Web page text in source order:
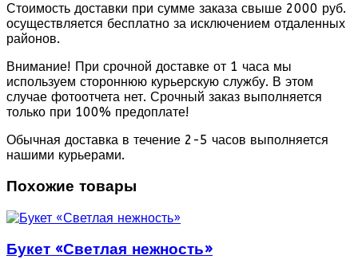
Стоимость доставки при сумме заказа свыше 2000 руб.
осуществляется бесплатно за исключением отдаленных
районов.
Внимание! При срочной доставке от 1 часа мы
используем стороннюю курьерскую службу. В этом
случае фотоотчета нет. Срочный заказ выполняется
только при 100% предоплате!
Обычная доставка в течение 2-5 часов выполняется
нашими курьерами.
Похожие товары
Букет «Светлая нежность»